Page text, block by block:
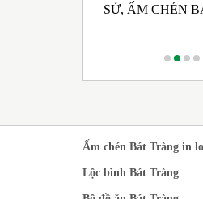
SỨ, ẤM CHÉN
Ấm chén Bát Tràng in
Lộc bình Bát Tràng